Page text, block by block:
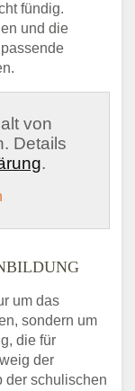
fündig.
und die
von
Details
.
um das
sondern um
die für
der
der schulischen